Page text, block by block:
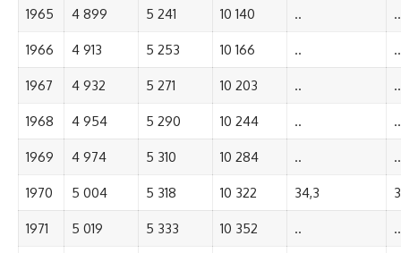
1965 4 899 5 241 10 140 .. ..
1966 4 913 5 253 10 166 .. ..
1967 4 932 5 271 10 203 .. ..
1968 4 954 5 290 10 244 .. ..
1969 4 974 5 310 10 284 .. ..
1970 5 004 5 318 10 322 34,3
1971 5 019 5 333 10 352 .. ..